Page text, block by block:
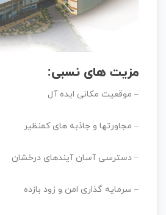
مزیت های نسبی:
– موقعیت مکانی ایده آل
– مجاورت‎ها و جاذبه های کم‎نظیر
– دسترسی آسان آینده‎ای درخشان
– سرمایه ‎گذاری امن و زود بازده